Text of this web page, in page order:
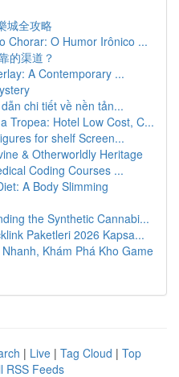
城全攻略
Chorar: O Humor Irônico ...
的渠道？
A Contemporary ...
chi tiết về nền tản...
Tropea: Hotel Low Cost, C...
for shelf Screen...
& Otherworldly Heritage
Coding Courses ...
A Body Slimming
the Synthetic Cannabi...
Paketleri 2026 Kapsa...
Khám Phá Kho Game
| Live | Tag Cloud | Top
RSS Feeds